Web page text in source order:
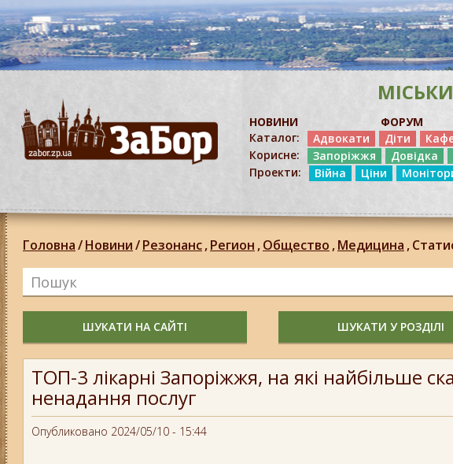
НОВИНИ ФОРУМ
Каталог:
Адвокати Діти
Корисне:
Запоріжжя Довідка
Проекти:
Війна Ціни
Головна/Новини/Резонанс,Регион ,Общество ,Медицина ,
ШУКАТИ НА САЙТІ ШУКАТИ У РОЗДІЛІ
ТОП-3 лікарні Запоріжжя, на які найбільше
ненадання послуг
Опубликовано 2024/05/10 - 15:44